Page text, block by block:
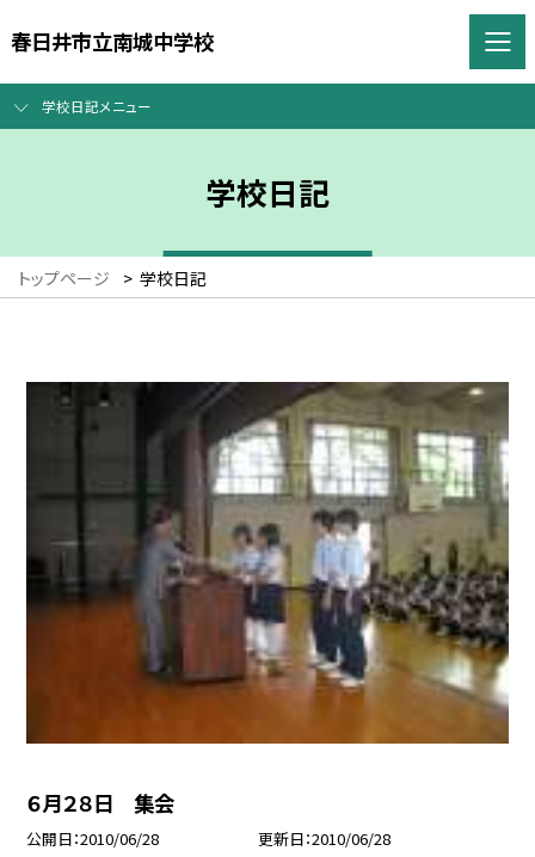
春日井市立南城中学校
学校日記メニュー
学校日記
トップページ > 学校日記
６月２８日 集会
公開日 2010/06/28 更新日 2010/06/28